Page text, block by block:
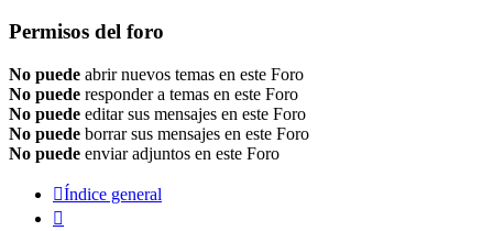
Permisos del foro
No puede abrir nuevos temas en este Foro
No puede responder a temas en este Foro
No puede editar sus mensajes en este Foro
No puede borrar sus mensajes en este Foro
No puede enviar adjuntos en este Foro
Índice general